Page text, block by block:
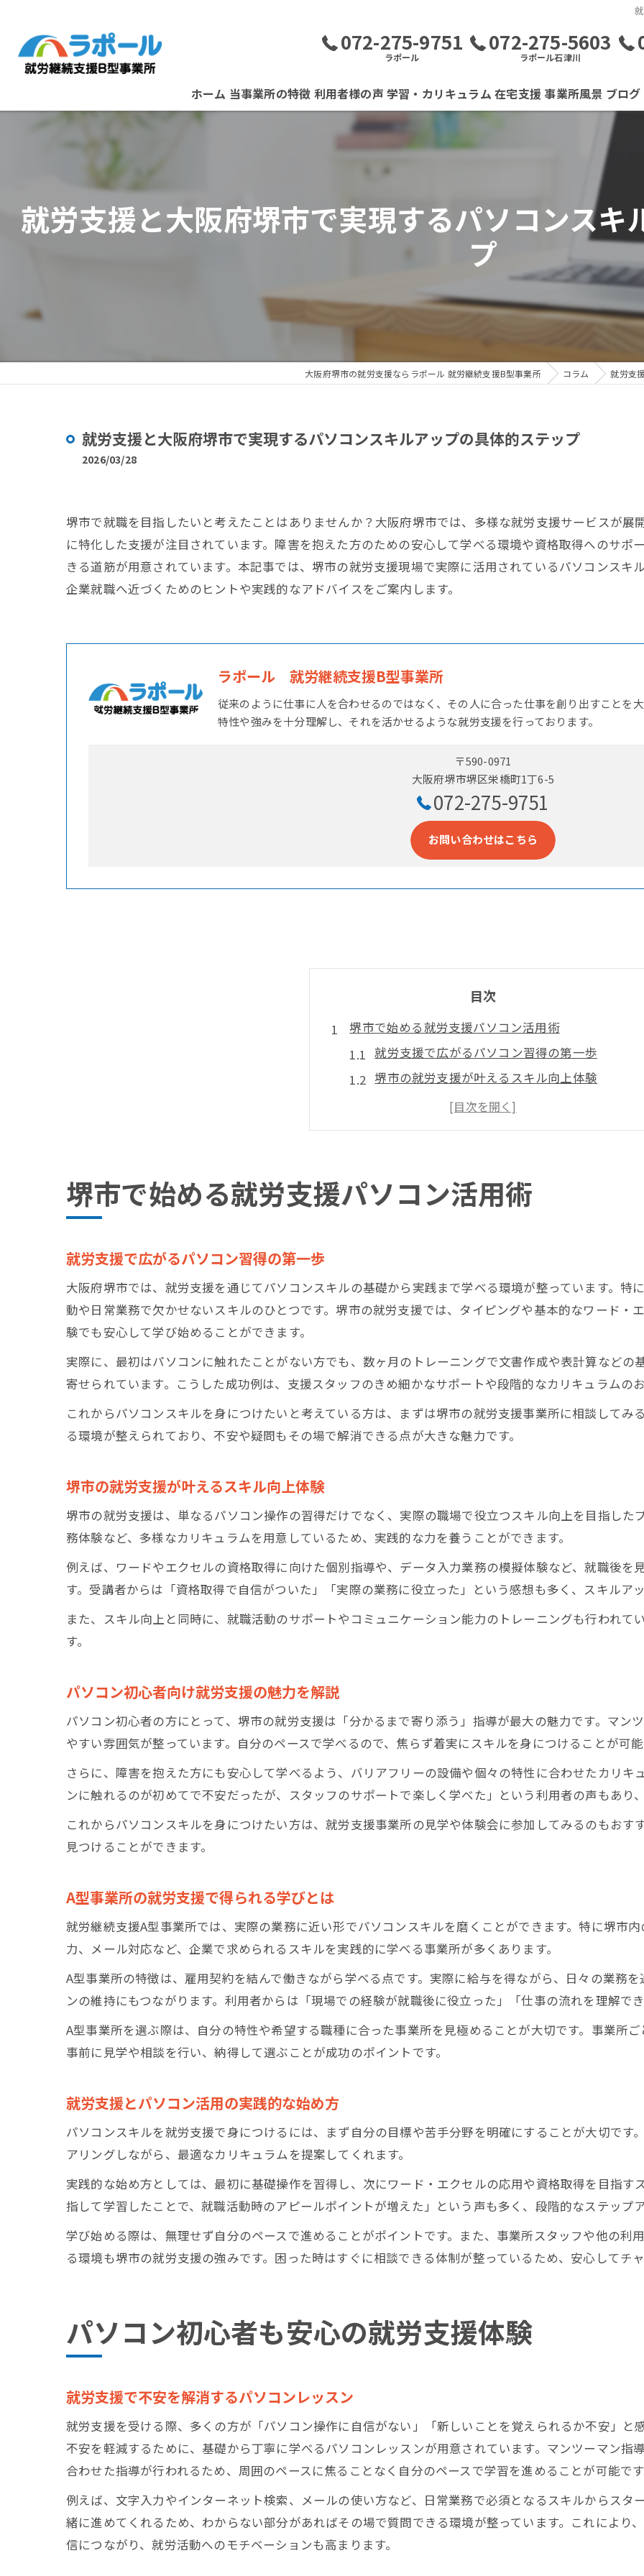
072-275-9751
ラポール
072-275-5603
ラポール石津川
ホーム 当事業所の特徴
在宅ワーク
堺市の就労支援
利用者様の声 学習・カリキュラム 在宅支援 事業所風景 ブログ
就労支援と大阪府堺市で実現するパソコンスキ
プ
大阪府堺市の就労支援ならラポール 就労継続支援B型事業所 コラム 就労支
就労支援と大阪府堺市で実現するパソコンスキルアップの具体的ステップ
2026/03/28
堺市で就職を目指したいと考えたことはありませんか？大阪府堺市では、多様な就労支援サービスが展
に特化した支援が注目されています。障害を抱えた方のための安心して学べる環境や資格取得へのサポ
きる道筋が用意されています。本記事では、堺市の就労支援現場で実際に活用されているパソコンスキ
企業就職へ近づくためのヒントや実践的なアドバイスをご案内します。
ラポール 就労継続支援B型事業所
従来のように仕事に人を合わせるのではなく、その人に合った仕事を創り出すことを
特性や強みを十分理解し、それを活かせるような就労支援を行っております。
〒590-0971
大阪府堺市堺区栄橋町1丁6-5
072-275-9751
お問い合わせはこちら
目次
堺市で始める就労支援パソコン活用術
就労支援で広がるパソコン習得の第一歩
堺市の就労支援が叶えるスキル向上体験
パソコン初心者向け就労支援の魅力を解説
A型事業所の就労支援で得られる学びとは
パソコン初心者も安心の就労支援体験
就労支援で不安を解消するパソコンレッスン
パソコン未経験者を支える就労支援の工夫
就労支援の現場で感じる安心と成長の理由
就労支援が広げる多様な働き方の可能性
パソコンスキルを活かす新しい働き方とは
堺市の就労支援で実現する柔軟な就労環境
就労支援が後押しする現代的な働き方改革
就労支援の現場で体験するスキルアップ法
パソコン指導の工夫が光る就労支援の実態
実践的な就労支援のカリキュラム事例紹介
就労支援で身につける即戦力スキルの重要性
堺市における就労支援の魅力と利点
就労支援で実感する堺市独自のサポート体制
パソコン活用で得られる就労支援のメリット
堺市で始める就労支援パソコン活用術
就労支援で広がるパソコン習得の第一歩
大阪府堺市では、就労支援を通じてパソコンスキルの基礎から実践まで学べる環境が整っています。特
動や日常業務で欠かせないスキルのひとつです。堺市の就労支援では、タイピングや基本的なワード・
験でも安心して学び始めることができます。
実際に、最初はパソコンに触れたことがない方でも、数ヶ月のトレーニングで文書作成や表計算などの
寄せられています。こうした成功例は、支援スタッフのきめ細かなサポートや段階的なカリキュラムのお
これからパソコンスキルを身につけたいと考えている方は、まずは堺市の就労支援事業所に相談してみ
る環境が整えられており、不安や疑問もその場で解消できる点が大きな魅力です。
堺市の就労支援が叶えるスキル向上体験
堺市の就労支援は、単なるパソコン操作の習得だけでなく、実際の職場で役立つスキル向上を目指した
務体験など、多様なカリキュラムを用意しているため、実践的な力を養うことができます。
例えば、ワードやエクセルの資格取得に向けた個別指導や、データ入力業務の模擬体験など、就職後を
す。受講者からは「資格取得で自信がついた」「実際の業務に役立った」という感想も多く、スキルア
また、スキル向上と同時に、就職活動のサポートやコミュニケーション能力のトレーニングも行われて
す。
パソコン初心者向け就労支援の魅力を解説
パソコン初心者の方にとって、堺市の就労支援は「分かるまで寄り添う」指導が最大の魅力です。マン
やすい雰囲気が整っています。自分のペースで学べるので、焦らず着実にスキルを身につけることが可能
さらに、障害を抱えた方にも安心して学べるよう、バリアフリーの設備や個々の特性に合わせたカリキ
ンに触れるのが初めてで不安だったが、スタッフのサポートで楽しく学べた」という利用者の声もあり
これからパソコンスキルを身につけたい方は、就労支援事業所の見学や体験会に参加してみるのもおす
見つけることができます。
A型事業所の就労支援で得られる学びとは
就労継続支援A型事業所では、実際の業務に近い形でパソコンスキルを磨くことができます。特に堺市
力、メール対応など、企業で求められるスキルを実践的に学べる事業所が多くあります。
A型事業所の特徴は、雇用契約を結んで働きながら学べる点です。実際に給与を得ながら、日々の業務
ンの維持にもつながります。利用者からは「現場での経験が就職後に役立った」「仕事の流れを理解で
A型事業所を選ぶ際は、自分の特性や希望する職種に合った事業所を見極めることが大切です。事業所
事前に見学や相談を行い、納得して選ぶことが成功のポイントです。
就労支援とパソコン活用の実践的な始め方
パソコンスキルを就労支援で身につけるには、まず自分の目標や苦手分野を明確にすることが大切です
アリングしながら、最適なカリキュラムを提案してくれます。
実践的な始め方としては、最初に基礎操作を習得し、次にワード・エクセルの応用や資格取得を目指す
指して学習したことで、就職活動時のアピールポイントが増えた」という声も多く、段階的なステップ
学び始める際は、無理せず自分のペースで進めることがポイントです。また、事業所スタッフや他の利
る環境も堺市の就労支援の強みです。困った時はすぐに相談できる体制が整っているため、安心してチャ
パソコン初心者も安心の就労支援体験
就労支援で不安を解消するパソコンレッスン
就労支援を受ける際、多くの方が「パソコン操作に自信がない」「新しいことを覚えられるか不安」と
不安を軽減するために、基礎から丁寧に学べるパソコンレッスンが用意されています。マンツーマン指
合わせた指導が行われるため、周囲のペースに焦ることなく自分のペースで学習を進めることが可能です
例えば、文字入力やインターネット検索、メールの使い方など、日常業務で必須となるスキルからスタ
緒に進めてくれるため、わからない部分があればその場で質問できる環境が整っています。これにより
信につながり、就労活動へのモチベーションも高まります。